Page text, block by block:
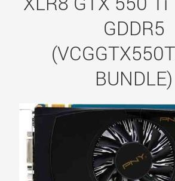
GDDR5
BUNDLE)